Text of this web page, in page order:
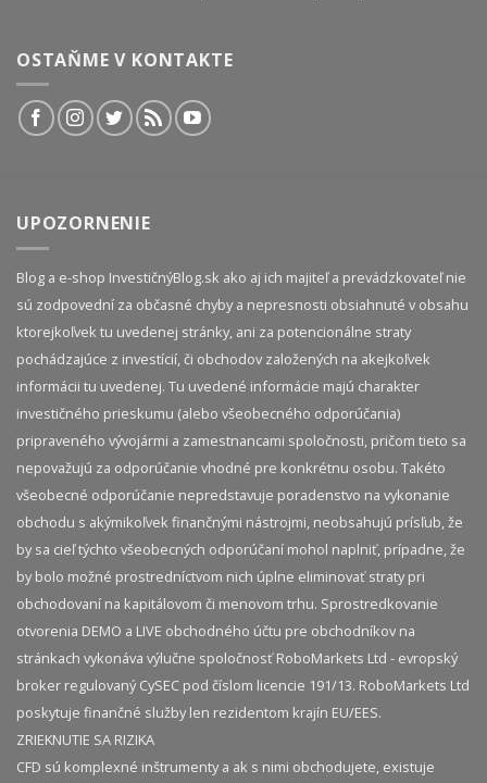
OSTAŇME V KONTAKTE
UPOZORNENIE
Blog a e-shop InvestičnýBlog.sk ako aj ich majiteľ a prevádzkovateľ nie
sú zodpovední za občasné chyby a nepresnosti obsiahnuté v obsahu
ktorejkoľvek tu uvedenej stránky, ani za potencionálne straty
pochádzajúce z investícií, či obchodov založených na akejkoľvek
informácii tu uvedenej. Tu uvedené informácie majú charakter
investičného prieskumu (alebo všeobecného odporúčania)
pripraveného vývojármi a zamestnancami spoločnosti, pričom tieto sa
nepovažujú za odporúčanie vhodné pre konkrétnu osobu. Takéto
všeobecné odporúčanie nepredstavuje poradenstvo na vykonanie
obchodu s akýmikoľvek finančnými nástrojmi, neobsahujú prísľub, že
by sa cieľ týchto všeobecných odporúčaní mohol naplniť, prípadne, že
by bolo možné prostredníctvom nich úplne eliminovať straty pri
obchodovaní na kapitálovom či menovom trhu. Sprostredkovanie
otvorenia DEMO a LIVE obchodného účtu pre obchodníkov na
stránkach vykonáva výlučne spoločnosť RoboMarkets Ltd - evropský
broker regulovaný CySEC pod číslom licencie 191/13. RoboMarkets Ltd
poskytuje finančné služby len rezidentom krajín EU/EES.
ZRIEKNUTIE SA RIZIKA
CFD sú komplexné inštrumenty a ak s nimi obchodujete, existuje